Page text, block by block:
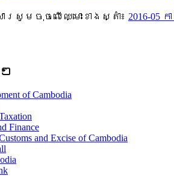
សូមចុចលើឈ្មោះខាងស្តាំ៖ 2016-
of Cambodia
Finance
and Excise of Cambodia